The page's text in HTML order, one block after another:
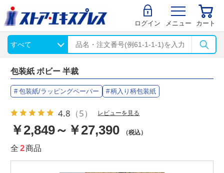
ログイン メニュー カート
包装紙 ボビー 半裁
包装紙/ラッピングペーパー 柄入り柄包装紙
4.8 （5） レビューを見る
￥2,849～￥27,390 （税込）
全 2商品